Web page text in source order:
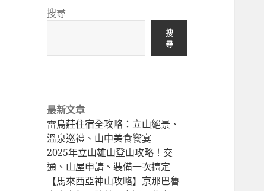
準
hiking
trail
搜尋
搜
尋
最新文章
雷鳥莊住宿全攻略：立山絕景、
溫泉巡禮、山中美食饗宴
2025年立山雄山登山攻略！交
通、山屋申請、裝備一次搞定
【馬來西亞神山攻略】京那巴魯